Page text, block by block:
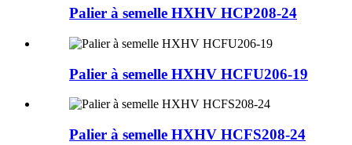
Palier à semelle HXHV HCP208-24
Palier à semelle HXHV HCFU206-19
Palier à semelle HXHV HCFS208-24